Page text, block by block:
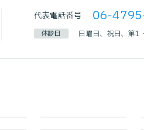
代表電話番号 06-
休診日 日曜日、祝日、第